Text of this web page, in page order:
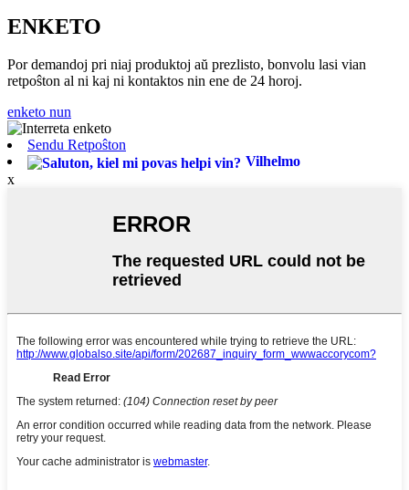
ENKETO
Por demandoj pri niaj produktoj aŭ prezlisto, bonvolu lasi vian
retpoŝton al ni kaj ni kontaktos nin ene de 24 horoj.
enketo nun
Sendu Retpoŝton
Vilhelmo
x